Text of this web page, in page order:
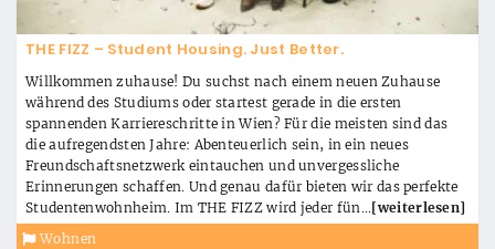
THE FIZZ – Student Housing. Just Better.
Willkommen zuhause! Du suchst nach einem neuen Zuhause
während des Studiums oder startest gerade in die ersten
spannenden Karriereschritte in Wien? Für die meisten sind das
die aufregendsten Jahre: Abenteuerlich sein, in ein neues
Freundschaftsnetzwerk eintauchen und unvergessliche
Erinnerungen schaffen. Und genau dafür bieten wir das perfekte
Studentenwohnheim. Im THE FIZZ wird jeder fün...[weiterlesen]
Wohnen